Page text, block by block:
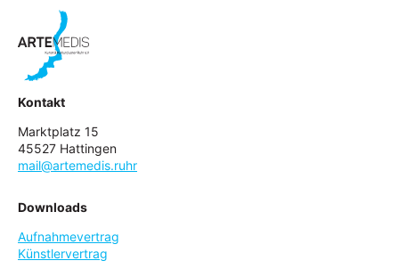
Kontakt
Marktplatz 15
45527 Hattingen
mail@artemedis.ruhr
Downloads
Aufnahmevertrag
Künstlervertrag